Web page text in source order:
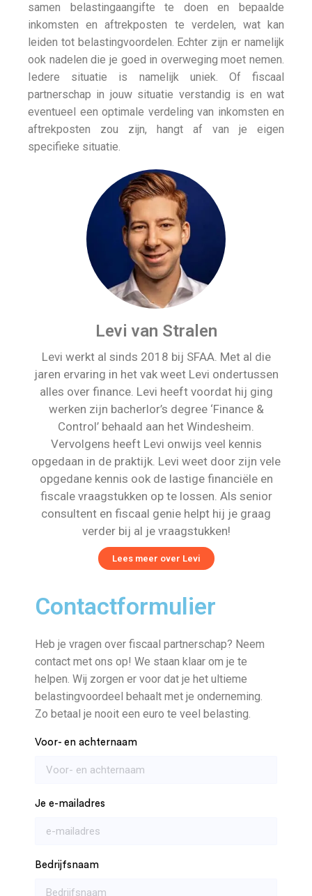
samen belastingaangifte te doen en bepaalde
inkomsten en aftrekposten te verdelen, wat kan
leiden tot belastingvoordelen. Echter zijn er namelijk
ook nadelen die je goed in overweging moet nemen.
Iedere situatie is namelijk uniek. Of fiscaal
partnerschap in jouw situatie verstandig is en wat
eventueel een optimale verdeling van inkomsten en
aftrekposten zou zijn, hangt af van je eigen
specifieke situatie.
Levi van Stralen
Levi werkt al sinds 2018 bij SFAA. Met al die
jaren ervaring in het vak weet Levi ondertussen
alles over finance. Levi heeft voordat hij ging
werken zijn bacherlor’s degree ‘Finance &
Control’ behaald aan het Windesheim.
Vervolgens heeft Levi onwijs veel kennis
opgedaan in de praktijk. Levi weet door zijn vele
opgedane kennis ook de lastige financiële en
fiscale vraagstukken op te lossen. Als senior
consultent en fiscaal genie helpt hij je graag
verder bij al je vraagstukken!
Lees meer over Levi
Contactformulier
Heb je vragen over fiscaal partnerschap? Neem
contact met ons op! We staan klaar om je te
helpen. Wij zorgen er voor dat je het ultieme
belastingvoordeel behaalt met je onderneming.
Zo betaal je nooit een euro te veel belasting.
Voor- en achternaam
Je e-mailadres
Bedrijfsnaam